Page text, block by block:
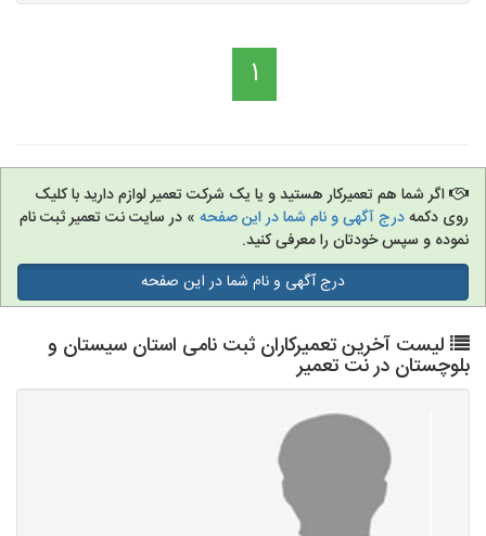
1
اگر شما هم تعمیرکار هستید و یا یک شرکت تعمیر لوازم دارید با کلیک
روی دکمهدرج آگهی و نام شما در این صفحه » در سایت نت تعمیر ثبت نام
نموده و سپس خودتان را معرفی کنید.
درج آگهی و نام شما در این صفحه
لیست آخرین تعمیرکاران ثبت نامی استان سیستان و
بلوچستان در نت تعمیر